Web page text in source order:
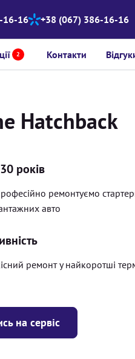
16-16 +38 (067) 386-16-16
2 Контакти
Hatchback
на сервіс
років
ремонтуємо
авто
ремонт у найкоротші